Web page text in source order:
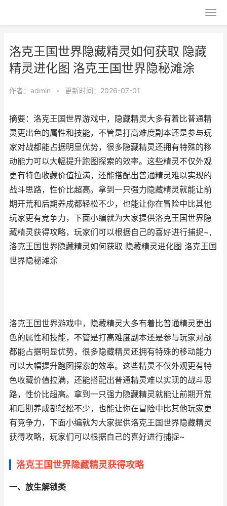
洛克王国世界隐藏精灵如何获取 隐藏
精灵进化图 洛克王国世界隐秘滩涂
作者： admin • 更新时间：2026-07-01
摘要：洛克王国世界游戏中，隐藏精灵大多有着比普通精
灵更出色的属性和技能，不管是打高难度副本还是参与玩
家对战都能占据明显优势，很多隐藏精灵还拥有特殊的移
动能力可以大幅提升跑图探索的效率。这些精灵不仅外观
更有特色收藏价值拉满，还能搭配出普通精灵难以实现的
战斗思路，性价比超高。拿到一只强力隐藏精灵就能让前
期开荒和后期养成都轻松不少，也能让你在冒险中比其他
玩家更有竞争力，下面小编就为大家提供洛克王国世界隐
藏精灵获得攻略，玩家们可以根据自己的喜好进行捕捉~,
洛克王国世界隐藏精灵如何获取 隐藏精灵进化图 洛克王国
世界隐秘滩涂
洛克王国世界游戏中，隐藏精灵大多有着比普通精灵更出
色的属性和技能，不管是打高难度副本还是参与玩家对战
都能占据明显优势，很多隐藏精灵还拥有特殊的移动能力
可以大幅提升跑图探索的效率。这些精灵不仅外观更有特
色收藏价值拉满，还能搭配出普通精灵难以实现的战斗思
路，性价比超高。拿到一只强力隐藏精灵就能让前期开荒
和后期养成都轻松不少，也能让你在冒险中比其他玩家更
有竞争力，下面小编就为大家提供洛克王国世界隐藏精灵
获得攻略，玩家们可以根据自己的喜好进行捕捉~
洛克王国世界隐藏精灵获得攻略
一、放生解锁类